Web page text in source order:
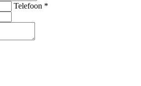
Telefoon *